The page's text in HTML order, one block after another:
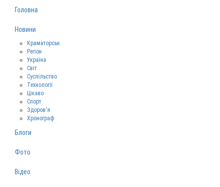
Головна
Новини
Краматорськ
Регіон
Україна
Світ
Суспільство
Технології
Цікаво
Спорт
Здоров‘я
Хронограф
Блоги
Фото
Відео